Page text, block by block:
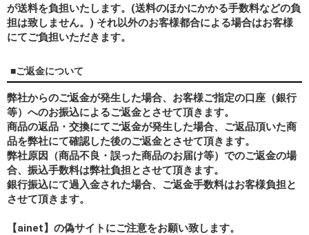
が送料を負担いたします。(送料のほかにかかる手数料などの負
担は致しません。) それ以外のお客様都合による場合はお客様
にてご負担いただきます。
■ご返金について
弊社からのご返金が発生した場合、お客様ご指定の口座（銀行
等）へのお振込によるご返金とさせて頂きます。
商品の返品・交換にてご返金が発生した場合、ご返品頂いた商
品を弊社にて確認した後のご返金とさせて頂きます。
弊社原因（商品不良・誤った商品のお届け等）でのご返金の場
合、振込手数料は弊社負担とさせて頂きます。
銀行振込にて過入金された場合、ご返金手数料はお客様負担と
させて頂きます。
【ainet】の偽サイトにご注意をお願い致します。